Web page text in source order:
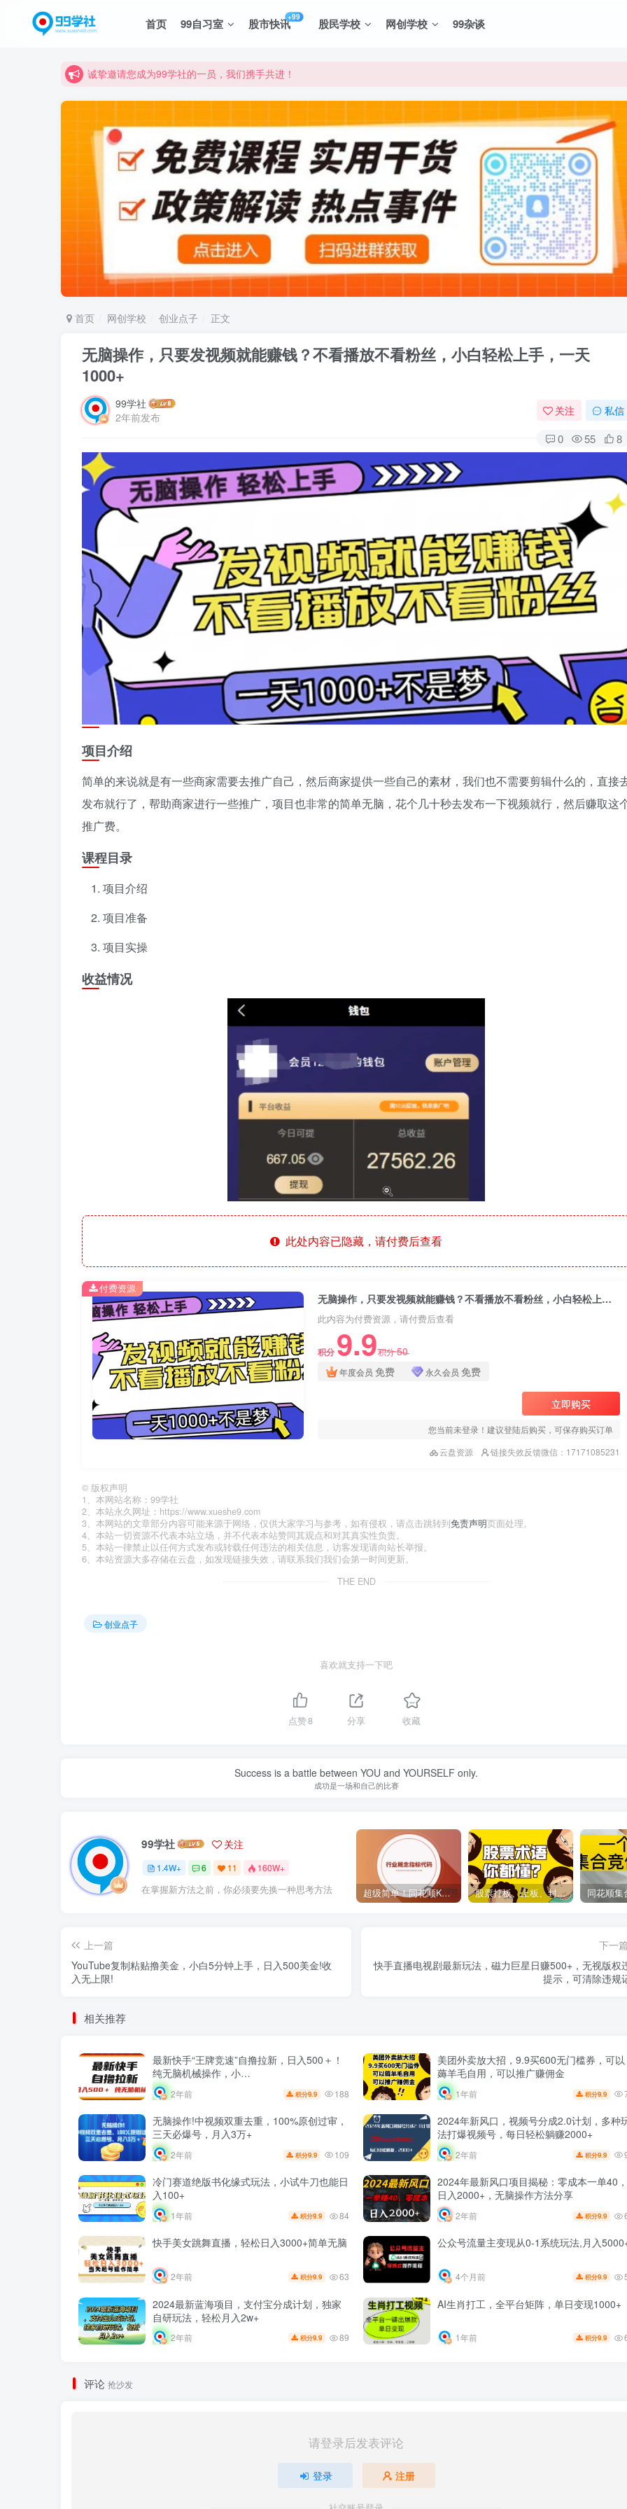
首页 99自习室 股市快讯+99 股民学校 网创学校 99杂谈
诚挚邀请您成为99学社的一员，我们携手共进！
诚挚邀请您成为99学社的一员，我们携手共进！
学习路上不孤独，99学社与你同行！分享全网优质VIP资源，炒股教程、创业教程、网络营销教程、自媒体短视频教程等，长
首页 网创学校 创业点子 正文
无脑操作，只要发视频就能赚钱？不看播放不看粉丝，小白轻松上手，一天
1000+
99学社
2年前发布
关注 私信
0 55 8
项目介绍
简单的来说就是有一些商家需要去推广自己，然后商家提供一些自己的素材，我们也不需要剪辑什么的，直接
发布就行了，帮助商家进行一些推广，项目也非常的简单无脑，花个几十秒去发布一下视频就行，然后赚取这
推广费。
课程目录
项目介绍
项目准备
项目实操
收益情况
此处内容已隐藏，请付费后查看
无脑操作，只要发视频就能赚钱？不看播放不看粉丝，小白轻松上手，一天1000+
此内容为付费资源，请付费后查看
积分 9.9积分50
年度会员 免费 永久会员 免费
立即购买
您当前未登录！建议登陆后购买，可保存购买订单
云盘资源
链接失效反馈微信：17171085231
付费资源
© 版权声明
1、本网站名称：99学社
2、本站永久网址：https://www.xueshe9.com
3、本网站的文章部分内容可能来源于网络，仅供大家学习与参考，如有侵权，请点击跳转到免责声明页面处理。
4、本站一切资源不代表本站立场，并不代表本站赞同其观点和对其真实性负责。
5、本站一律禁止以任何方式发布或转载任何违法的相关信息，访客发现请向站长举报。
6、本站资源大多存储在云盘，如发现链接失效，请联系我们我们会第一时间更新。
THE END
创业点子
喜欢就支持一下吧
点赞8 分享 收藏
Success is a battle between YOU and YOURSELF only.
成功是一场和自己的比赛
99学社 关注
1.4W+ 6 11 160W+
在掌握新方法之前，你必须要先换一种思考方法 超级简单！同花顺K线界面显示行业概念指标代码图解 股票打板、上板、封板、翘板、炸板是什么意思？炒股你必须懂的暗语！
上一篇
YouTube复制粘贴撸美金，小白5分钟上手，日入500美金!收
入无上限!
下一篇
快手直播电视剧最新玩法，磁力巨星日赚500+，无视版权
提示，可清除违规
相关推荐
最新快手“王牌竞速”自撸拉新，日入500＋！
纯无脑机械操作，小…
2年前 积分9.9 188
美团外卖放大招，9.9买600无门槛券，可以
薅羊毛自用，可以推广赚佣金
1年前 积分9.9
无脑操作!中视频双重去重，100%原创过审，
三天必爆号，月入3万+
2年前 积分9.9 109
2024年新风口，视频号分成2.0计划，多种
法打爆视频号，每日轻松躺赚2000+
2年前 积分9.9
冷门赛道绝版书化缘式玩法，小试牛刀也能日
入100+
1年前 积分9.9 84
2024年最新风口项目揭秘：零成本一单40，
日入2000+，无脑操作方法分享
2年前 积分9.9
快手美女跳舞直播，轻松日入3000+简单无脑
2年前 积分9.9 63
公众号流量主变现从0-1系统玩法,月入
4个月前 积分9.9
2024最新蓝海项目，支付宝分成计划，独家
自研玩法，轻松月入2w+
2年前 积分9.9 89
AI生肖打工，全平台矩阵，单日变现1000+
1年前 积分9.9
评论 抢沙发
请登录后发表评论
登录 注册